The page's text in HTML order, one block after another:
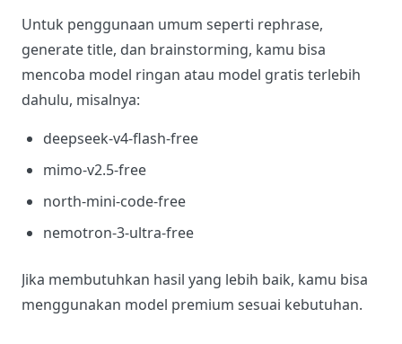
Untuk penggunaan umum seperti rephrase,
generate title, dan brainstorming, kamu bisa
mencoba model ringan atau model gratis terlebih
dahulu, misalnya:
deepseek-v4-flash-free
mimo-v2.5-free
north-mini-code-free
nemotron-3-ultra-free
Jika membutuhkan hasil yang lebih baik, kamu bisa
menggunakan model premium sesuai kebutuhan.